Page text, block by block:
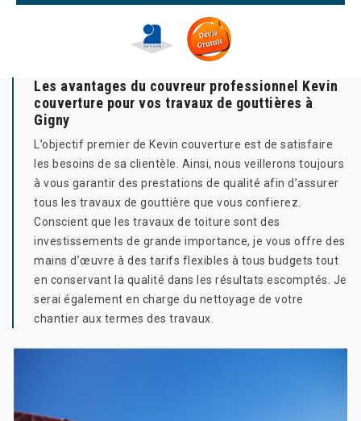
Les avantages du couvreur professionnel Kevin
couverture pour vos travaux de gouttières à
Gigny
L’objectif premier de Kevin couverture est de satisfaire
les besoins de sa clientèle. Ainsi, nous veillerons toujours
à vous garantir des prestations de qualité afin d’assurer
tous les travaux de gouttière que vous confierez.
Conscient que les travaux de toiture sont des
investissements de grande importance, je vous offre des
mains d’œuvre à des tarifs flexibles à tous budgets tout
en conservant la qualité dans les résultats escomptés. Je
serai également en charge du nettoyage de votre
chantier aux termes des travaux.